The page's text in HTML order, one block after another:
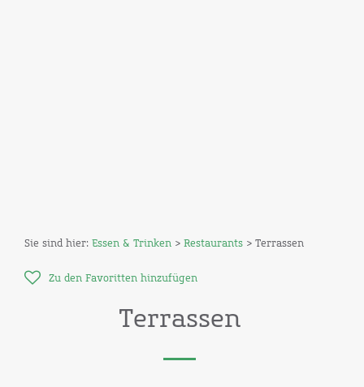
Sie sind hier: Essen & Trinken > Restaurants > Terrassen
Zu den Favoritten hinzufügen
Terrassen